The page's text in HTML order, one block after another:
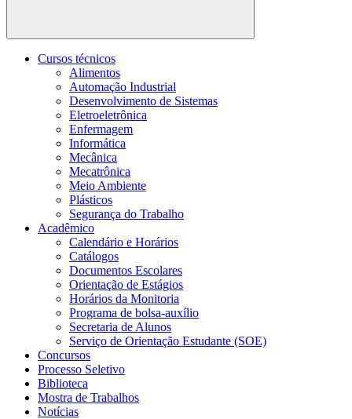
Buscar
Cursos técnicos
Alimentos
Automação Industrial
Desenvolvimento de Sistemas
Eletroeletrônica
Enfermagem
Informática
Mecânica
Mecatrônica
Meio Ambiente
Plásticos
Segurança do Trabalho
Acadêmico
Calendário e Horários
Catálogos
Documentos Escolares
Orientação de Estágios
Horários da Monitoria
Programa de bolsa-auxílio
Secretaria de Alunos
Serviço de Orientação Estudante (SOE)
Concursos
Processo Seletivo
Biblioteca
Mostra de Trabalhos
Notícias